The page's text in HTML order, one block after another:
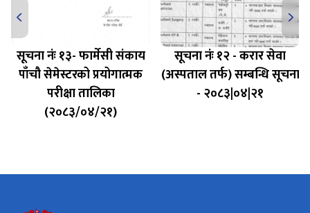
सूचना नंः १३- फार्मेसी संकाय
पाँचौ सेमेस्टरको प्रयोगात्मक
परीक्षा तालिका
(२०८३/०४/२१)
सूचना नंः १२ - करार सेवा
(अस्पताल तर्फ) सम्बन्धि सूचना
- २०८३|०४|२१